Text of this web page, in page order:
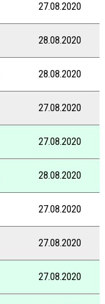
27.08.2020
28.08.2020
28.08.2020
27.08.2020
27.08.2020
28.08.2020
27.08.2020
27.08.2020
27.08.2020